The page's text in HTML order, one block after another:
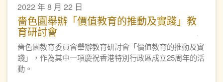
2022 年 8 月 22 日
嗇色園舉辦「價值教育的推動及實踐」教
育研討會
嗇色園教育委員會舉辦教育研討會「價值教育的推動及實
踐」，作為其中一項慶祝香港特別行政區成立25周年的活
動。